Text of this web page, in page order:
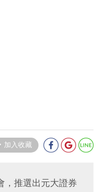
加入收藏
，推選出元大證券